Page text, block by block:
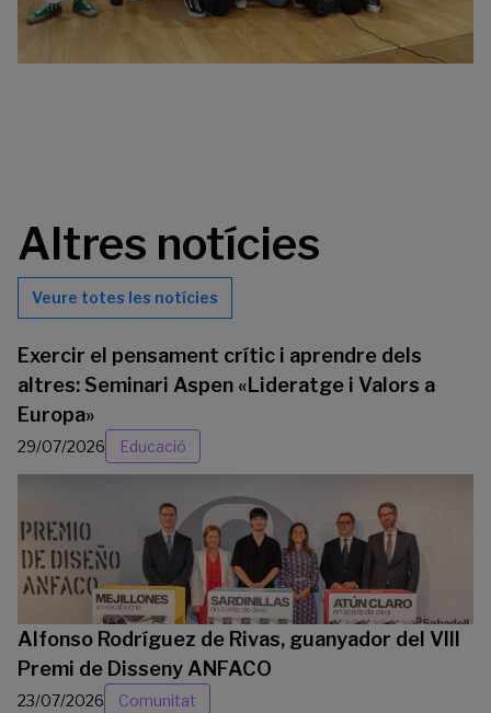
Altres notícies
Veure totes les notícies
Exercir el pensament crític i aprendre dels
altres: Seminari Aspen «Lideratge i Valors a
Europa»
29/07/2026 Educació
Alfonso Rodríguez de Rivas, guanyador del VIII
Premi de Disseny ANFACO
23/07/2026 Comunitat